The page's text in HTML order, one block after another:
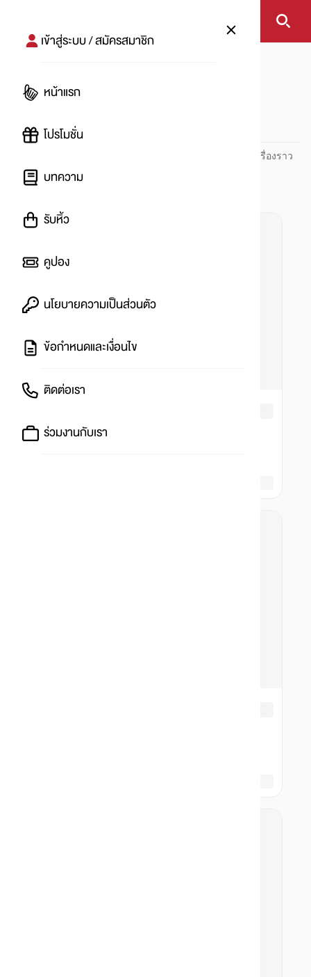
เข้าสู่ระบบ / สมัครสมาชิก
หน้าแรก
โปรโมชั่น
บทความ
รับหิ้ว
คูปอง
นโยบายความเป็นส่วนตัว
ข้อกำหนดและเงื่อนไข
ติดต่อเรา
ร่วมงานกับเรา
#
ปันโปร PUNPRO ที่ 1 ด้านโปรโมชัน อัปเดตและติดตามทุกเรื่องราว
โปรโมชัน